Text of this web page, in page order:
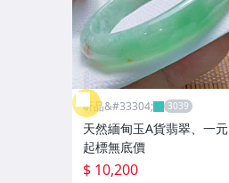
昕品&#33304;
天然緬甸玉A貨翡翠、一元
起標無底價
$ 10,200